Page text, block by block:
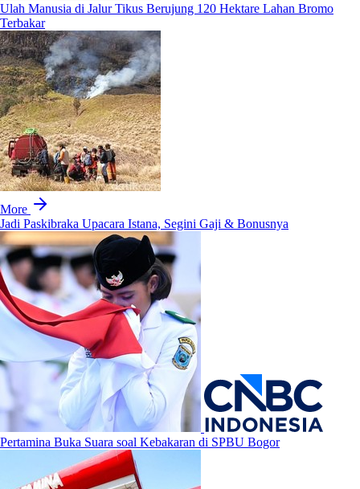
Ulah Manusia di Jalur Tikus Berujung 120 Hektare Lahan Bromo
Terbakar
More
Jadi Paskibraka Upacara Istana, Segini Gaji & Bonusnya
Pertamina Buka Suara soal Kebakaran di SPBU Bogor